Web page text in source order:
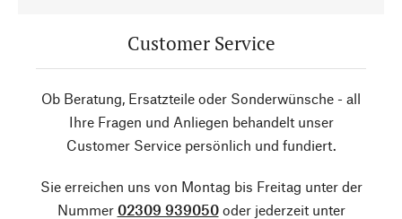
Customer Service
Ob Beratung, Ersatzteile oder Sonderwünsche - all
Ihre Fragen und Anliegen behandelt unser
Customer Service persönlich und fundiert.
Sie erreichen uns von Montag bis Freitag unter der
Nummer 02309 939050oder jederzeit unter